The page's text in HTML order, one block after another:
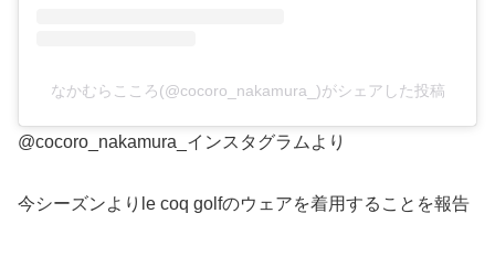
なかむらこころ(@cocoro_nakamura_)がシェアした投稿
@cocoro_nakamura_インスタグラムより
今シーズンよりle coq golfのウェアを着用することを報告